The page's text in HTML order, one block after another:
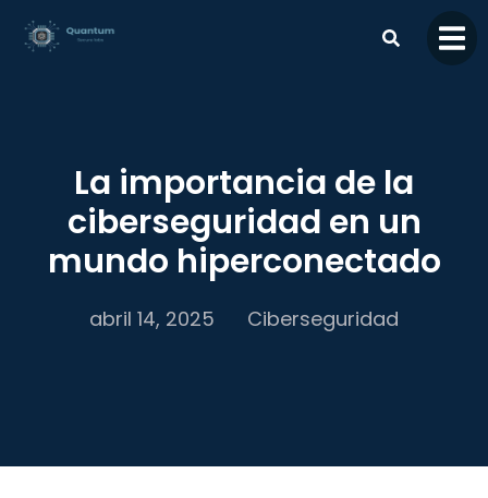
contenido
La importancia de la
ciberseguridad en un
mundo hiperconectado
abril 14, 2025 Ciberseguridad